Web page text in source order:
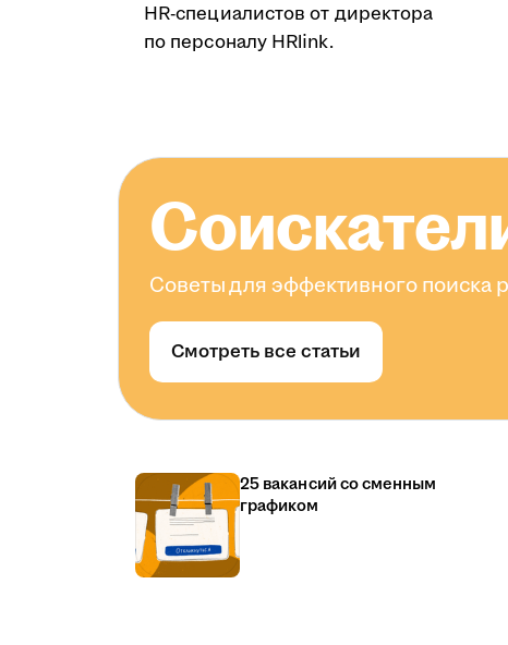
HR-специалистов от директора
по персоналу HRlink.
Советы для эффективного поиска
Смотреть все статьи
25 вакансий со сменным
графиком